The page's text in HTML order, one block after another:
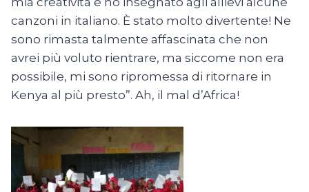
canzoni in italiano. È stato molto divertente! Ne
sono rimasta talmente affascinata che non
avrei più voluto rientrare, ma siccome non era
possibile, mi sono ripromessa di ritornare in
Kenya al più presto”. Ah, il mal d’Africa!